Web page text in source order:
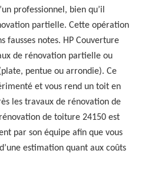
professionnel, bien qu’il
partielle. Cette opération
fausses notes. HP Couverture
de rénovation partielle ou
pentue ou arrondie). Ce
et vous rend un toit en
les travaux de rénovation de
de toiture 24150 est
par son équipe afin que vous
estimation quant aux coûts